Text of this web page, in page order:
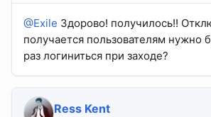
@Exile Здорово! получилось!!
получается пользователям нужно
раз логиниться при заходе?
Ress Kent